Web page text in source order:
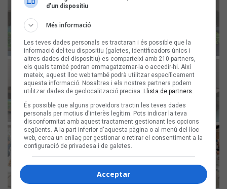
d’un dispositiu
Més informació
Les teves dades personals es tractaran i és possible que la
informació del teu dispositiu (galetes, identificadors únics i
altres dades del dispositiu) es comparteixi amb 210 partners,
els quals també podran emmagatzemar-la o accedir-hi. Així
mateix, aquest lloc web també podrà utilitzar específicament
aquesta informació. Nosaltres i els nostres partners podem
utilitzar dades de geolocalització precisa. Llista de partners.
És possible que alguns proveïdors tractin les teves dades
personals per motius d'interès legítim. Pots indicar la teva
disconformitat amb aquest tractament gestionant les opcions
següents. A la part inferior d'aquesta pàgina o al menú del lloc
web, cerca un enllaç per gestionar o retirar el consentiment a la
configuració de privadesa i de galetes.
Acceptar